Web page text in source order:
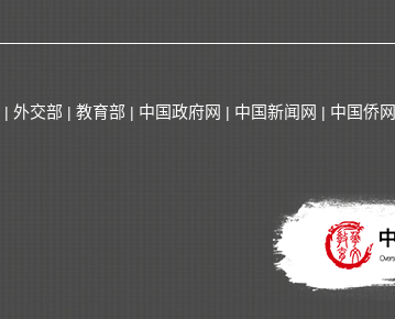
| 外交部 | 教育部 | 中国政府网 | 中国新闻网 | 中国侨网